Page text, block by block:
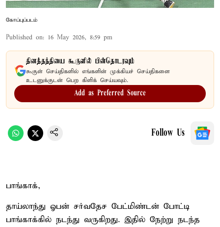
கோப்புப்படம்
Published on: 16 May 2026, 8:59 pm
தினத்தந்தியை கூகுளில் பின்தொடரவும்
கூகுள் செய்திகளில் எங்களின் முக்கியச் செய்திகளை
உடனுக்குடன் பெற கிளிக் செய்யவும்.
Add as Preferred Source
Follow Us
பாங்காக்,
தாய்லாந்து ஓபன் சர்வதேச பேட்மிண்டன் போட்டி
பாங்காக்கில் நடந்து வருகிறது. இதில் நேற்று நடந்த